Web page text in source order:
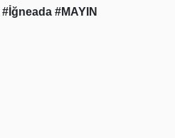
#İğneada #MAYIN